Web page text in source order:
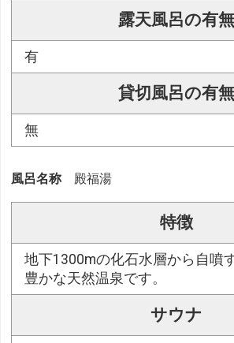
露天風呂の有無
有
貸切風呂の有無
無
風呂名称 殿福湯
特徴
地下1300mの化石水層から自噴
豊かな天然温泉です。
サウナ